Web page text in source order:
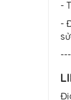
-
-